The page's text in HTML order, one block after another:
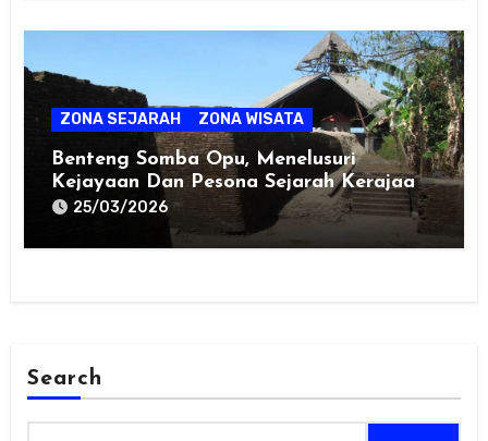
ZONA SEJARAH ZONA WISATA
Benteng Somba Opu, Menelusuri
Kejayaan Dan Pesona Sejarah Kerajaan
Gowa
25/03/2026
Search